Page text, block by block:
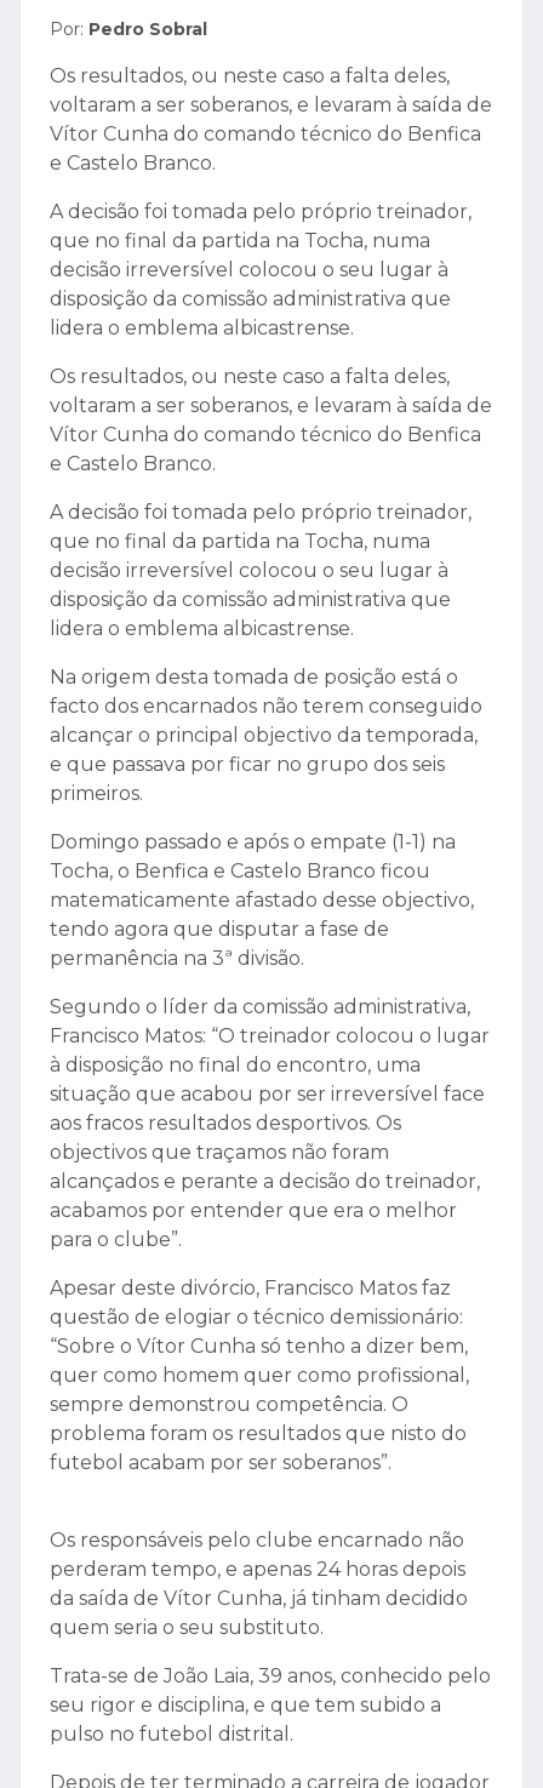
Por: Pedro Sobral
Os resultados, ou neste caso a falta deles,
voltaram a ser soberanos, e levaram à saída de
Vítor Cunha do comando técnico do Benfica
e Castelo Branco.
A decisão foi tomada pelo próprio treinador,
que no final da partida na Tocha, numa
decisão irreversível colocou o seu lugar à
disposição da comissão administrativa que
lidera o emblema albicastrense.
Os resultados, ou neste caso a falta deles,
voltaram a ser soberanos, e levaram à saída de
Vítor Cunha do comando técnico do Benfica
e Castelo Branco.
A decisão foi tomada pelo próprio treinador,
que no final da partida na Tocha, numa
decisão irreversível colocou o seu lugar à
disposição da comissão administrativa que
lidera o emblema albicastrense.
Na origem desta tomada de posição está o
facto dos encarnados não terem conseguido
alcançar o principal objectivo da temporada,
e que passava por ficar no grupo dos seis
primeiros.
Domingo passado e após o empate (1-1) na
Tocha, o Benfica e Castelo Branco ficou
matematicamente afastado desse objectivo,
tendo agora que disputar a fase de
permanência na 3ª divisão.
Segundo o líder da comissão administrativa,
Francisco Matos: “O treinador colocou o lugar
à disposição no final do encontro, uma
situação que acabou por ser irreversível face
aos fracos resultados desportivos. Os
objectivos que traçamos não foram
alcançados e perante a decisão do treinador,
acabamos por entender que era o melhor
para o clube”.
Apesar deste divórcio, Francisco Matos faz
questão de elogiar o técnico demissionário:
“Sobre o Vítor Cunha só tenho a dizer bem,
quer como homem quer como profissional,
sempre demonstrou competência. O
problema foram os resultados que nisto do
futebol acabam por ser soberanos”.
Os responsáveis pelo clube encarnado não
perderam tempo, e apenas 24 horas depois
da saída de Vítor Cunha, já tinham decidido
quem seria o seu substituto.
Trata-se de João Laia, 39 anos, conhecido pelo
seu rigor e disciplina, e que tem subido a
pulso no futebol distrital.
Depois de ter terminado a carreira de jogador